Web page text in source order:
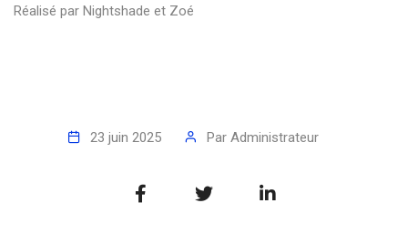
Réalisé par Nightshade et Zoé
23 juin 2025 Par Administrateur